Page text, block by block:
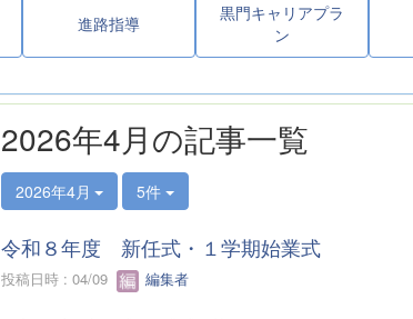
進路指導
黒門キャリアプラ
ン
2026年4月の記事一覧
2026年4月 5件
令和８年度 新任式・１学期始業式
投稿日時 : 04/09 編集者